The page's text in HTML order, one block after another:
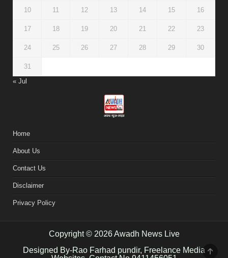
10 11 12 13 14 15 16
17 18 19 20 21 22 23
24 25 26 27 28 29 30
31
« Jul
Home
About Us
Contact Us
Disclaimer
Privacy Policy
Copyright © 2026 Awadh News Live
Designed By-Rao Farhad pundir, Freelance Media